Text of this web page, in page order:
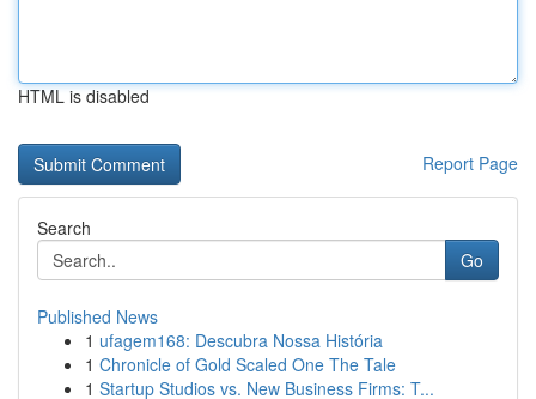
HTML is disabled
Report Page
Search
Go
Published News
1 ufagem168: Descubra Nossa História
1 Chronicle of Gold Scaled One The Tale
1 Startup Studios vs. New Business Firms: T...